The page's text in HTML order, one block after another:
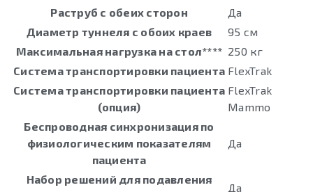
Раструб с обеих сторон
Да
Диаметр туннеля с обоих краев
95 см
Максимальная нагрузка на стол**** 250 кг
Система транспортировки пациента FlexTrak
Система транспортировки пациента
(опция)
FlexTrak
Mammo
Беспроводная синхронизация по
физиологическим показателям
пациента
Да
Набор решений для подавления
Да